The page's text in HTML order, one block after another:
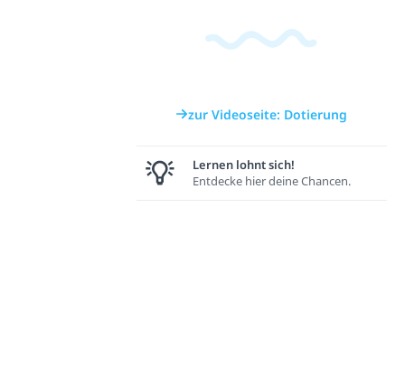
zur Videoseite: Dotierung
Lernen lohnt sich!
Entdecke hier deine Chancen.